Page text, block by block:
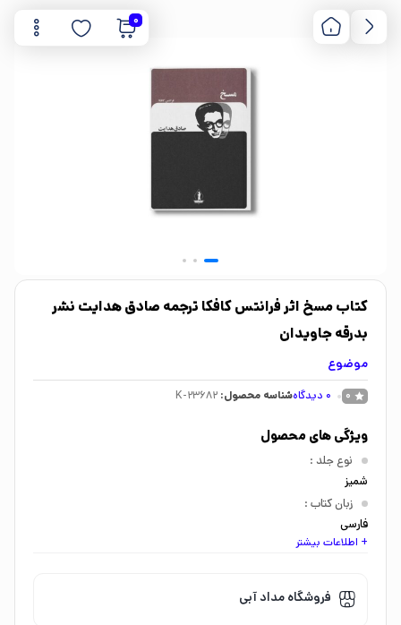
0
کتاب مسخ اثر فرانتس کافکا ترجمه صادق هدایت نشر
بدرقه جاویدان
موضوع
0
0 دیدگاهشناسه محصول: K-23682
ویژگی های محصول
نوع جلد :
شمیز
زبان کتاب :
فارسی
اندازه کتاب:
گروه سنی :
جوان و بزرگسال
+ اطلاعات بیشتر
فروشگاه مداد آبی